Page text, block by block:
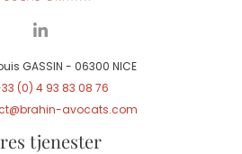
GASSIN - 06300 NICE
(0) 4 93 83 08 76
avocats.com
tjenester